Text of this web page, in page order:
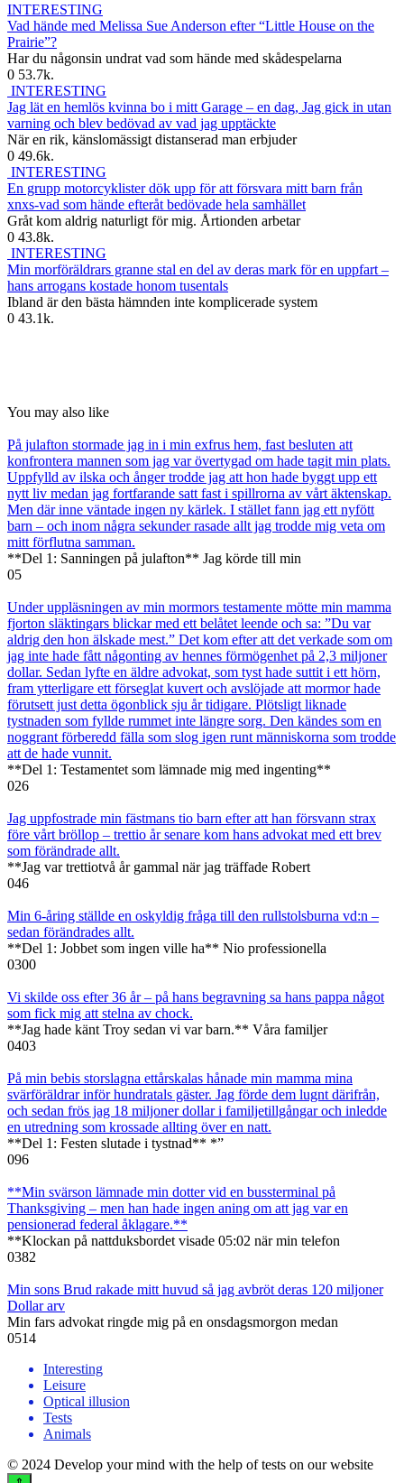
INTERESTING
Vad hände med Melissa Sue Anderson efter “Little House on the
Prairie”?
Har du någonsin undrat vad som hände med skådespelarna
0 53.7k.
INTERESTING
Jag lät en hemlös kvinna bo i mitt Garage – en dag, Jag gick in utan
varning och blev bedövad av vad jag upptäckte
När en rik, känslomässigt distanserad man erbjuder
0 49.6k.
INTERESTING
En grupp motorcyklister dök upp för att försvara mitt barn från
xnxs-vad som hände efteråt bedövade hela samhället
Gråt kom aldrig naturligt för mig. Årtionden arbetar
0 43.8k.
INTERESTING
Min morföräldrars granne stal en del av deras mark för en uppfart –
hans arrogans kostade honom tusentals
Ibland är den bästa hämnden inte komplicerade system
0 43.1k.
You may also like
På julafton stormade jag in i min exfrus hem, fast besluten att
konfrontera mannen som jag var övertygad om hade tagit min plats.
Uppfylld av ilska och ånger trodde jag att hon hade byggt upp ett
nytt liv medan jag fortfarande satt fast i spillrorna av vårt äktenskap.
Men där inne väntade ingen ny kärlek. I stället fann jag ett nyfött
barn – och inom några sekunder rasade allt jag trodde mig veta om
mitt förflutna samman.
**Del 1: Sanningen på julafton** Jag körde till min
05
Under uppläsningen av min mormors testamente mötte min mamma
fjorton släktingars blickar med ett belåtet leende och sa: ”Du var
aldrig den hon älskade mest.” Det kom efter att det verkade som om
jag inte hade fått någonting av hennes förmögenhet på 2,3 miljoner
dollar. Sedan lyfte en äldre advokat, som tyst hade suttit i ett hörn,
fram ytterligare ett förseglat kuvert och avslöjade att mormor hade
förutsett just detta ögonblick sju år tidigare. Plötsligt liknade
tystnaden som fyllde rummet inte längre sorg. Den kändes som en
noggrant förberedd fälla som slog igen runt människorna som trodde
att de hade vunnit.
**Del 1: Testamentet som lämnade mig med ingenting**
026
Jag uppfostrade min fästmans tio barn efter att han försvann strax
före vårt bröllop – trettio år senare kom hans advokat med ett brev
som förändrade allt.
**Jag var trettiotvå år gammal när jag träffade Robert
046
Min 6-åring ställde en oskyldig fråga till den rullstolsburna vd:n –
sedan förändrades allt.
**Del 1: Jobbet som ingen ville ha** Nio professionella
0300
Vi skilde oss efter 36 år – på hans begravning sa hans pappa något
som fick mig att stelna av chock.
**Jag hade känt Troy sedan vi var barn.** Våra familjer
0403
På min bebis storslagna ettårskalas hånade min mamma mina
svärföräldrar inför hundratals gäster. Jag förde dem lugnt därifrån,
och sedan frös jag 18 miljoner dollar i familjetillgångar och inledde
en utredning som krossade allting över en natt.
**Del 1: Festen slutade i tystnad** *”
096
**Min svärson lämnade min dotter vid en bussterminal på
Thanksgiving – men han hade ingen aning om att jag var en
pensionerad federal åklagare.**
**Klockan på nattduksbordet visade 05:02 när min telefon
0382
Min sons Brud rakade mitt huvud så jag avbröt deras 120 miljoner
Dollar arv
Min fars advokat ringde mig på en onsdagsmorgon medan
0514
Interesting
Leisure
Optical illusion
Tests
Animals
© 2024 Develop your mind with the help of tests on our website